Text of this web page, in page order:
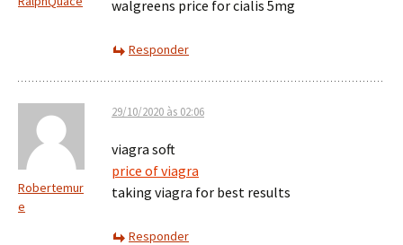
walgreens price for cialis 5mg
Responder
Robertemur
e
29/10/2020 às 02:06
viagra soft
price of viagra
taking viagra for best results
Responder